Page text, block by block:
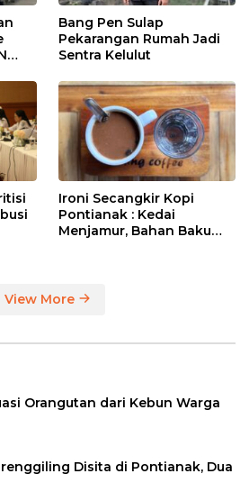
Bang Pen Sulap
Pekarangan Rumah Jadi
Sentra Kelulut
Ironi Secangkir Kopi
Pontianak : Kedai
Menjamur, Bahan Baku
View More
Orangutan dari Kebun Warga
Disita di Pontianak, Dua